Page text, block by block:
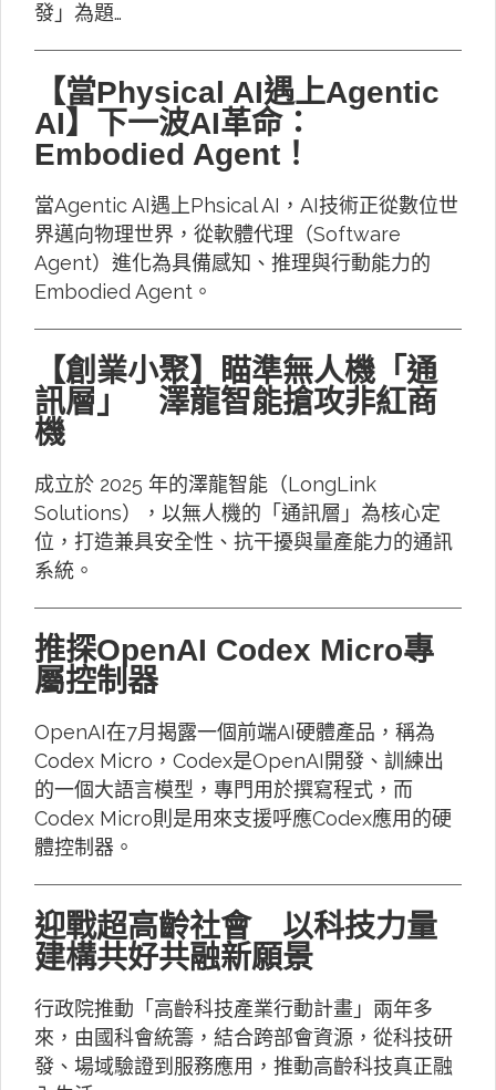
發」為題…
【當Physical AI遇上Agentic
AI】下一波AI革命：
Embodied Agent！
當Agentic AI遇上Phsical AI，AI技術正從數位世
界邁向物理世界，從軟體代理（Software
Agent）進化為具備感知、推理與行動能力的
Embodied Agent。
【創業小聚】瞄準無人機「通
訊層」 澤龍智能搶攻非紅商
機
成立於 2025 年的澤龍智能（LongLink
Solutions），以無人機的「通訊層」為核心定
位，打造兼具安全性、抗干擾與量產能力的通訊
系統。
推探OpenAI Codex Micro專
屬控制器
OpenAI在7月揭露一個前端AI硬體產品，稱為
Codex Micro，Codex是OpenAI開發、訓練出
的一個大語言模型，專門用於撰寫程式，而
Codex Micro則是用來支援呼應Codex應用的硬
體控制器。
迎戰超高齡社會 以科技力量
建構共好共融新願景
行政院推動「高齡科技產業行動計畫」兩年多
來，由國科會統籌，結合跨部會資源，從科技研
發、場域驗證到服務應用，推動高齡科技真正融